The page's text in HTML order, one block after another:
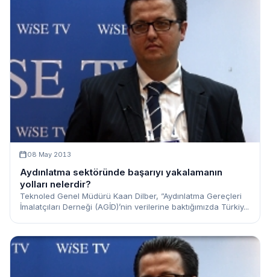
08 May 2013
Aydınlatma sektöründe başarıyı yakalamanın
yolları nelerdir?
Teknoled Genel Müdürü Kaan Dilber, ”Aydınlatma Gereçleri
İmalatçıları Derneği (AGİD)’nin verilerine baktığımızda Türkiy...